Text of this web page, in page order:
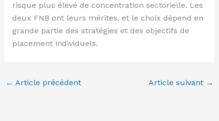
risque plus élevé de concentration sectorielle. Les
deux FNB ont leurs mérites, et le choix dépend en
grande partie des stratégies et des objectifs de
placement individuels.
← Article précédent Article suivant →